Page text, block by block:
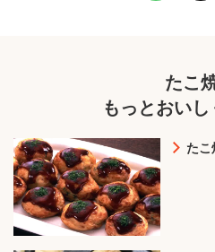
たこ
もっとおい
たこ